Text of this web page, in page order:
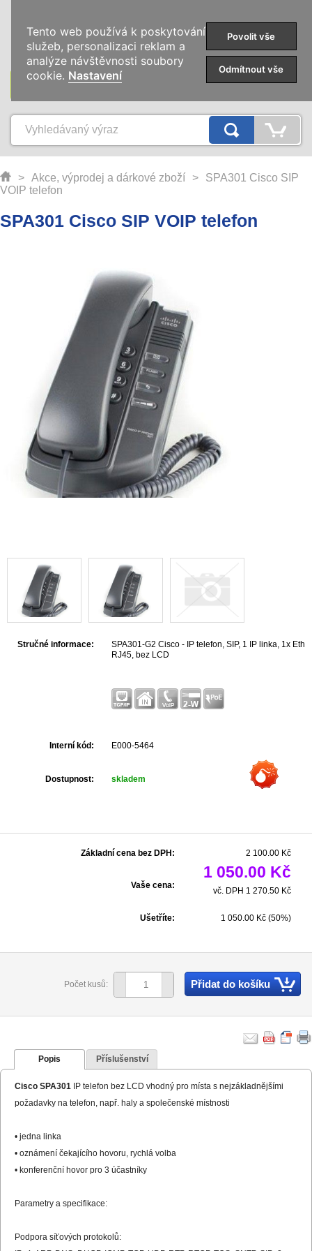
KATEGORIE
> Akce, výprodej a dárkové zboží >
SPA301 Cisco SIP
VOIP telefon
SPA301 Cisco SIP VOIP telefon
Stručné informace:
SPA301-G2 Cisco - IP telefon, SIP, 1 IP linka, 1x Eth
RJ45, bez LCD
Interní kód: E000-5464
Dostupnost: skladem
Základní cena bez DPH: 2 100.00 Kč
Vaše cena:
1 050.00 Kč
vč. DPH 1 270.50 Kč
Ušetříte: 1 050.00 Kč (50%)
Počet kusů: Přidat do košíku
Popis Příslušenství
Cisco SPA301 IP telefon bez LCD vhodný pro místa s nejzákladnějšími
požadavky na telefon, např. haly a společenské místnosti
• jedna linka
• oznámení čekajícího hovoru, rychlá volba
• konferenční hovor pro 3 účastníky
Parametry a specifikace:
Podpora síťových protokolů:
Tento web používá k poskytování
služeb, personalizaci reklam a
analýze návštěvnosti soubory
cookie. Nastavení
Povolit vše
Odmítnout vše